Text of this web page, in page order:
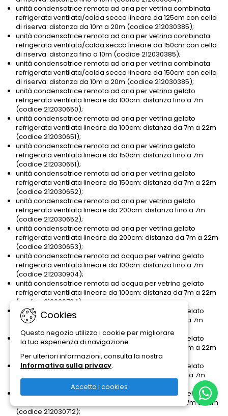
unità condensatrice remota ad aria per vetrina combinata
refrigerata ventilata/calda secco lineare da 125cm con cella
di riserva: distanza da 10m a 20m (codice 212030385);
unità condensatrice remota ad aria per vetrina combinata
refrigerata ventilata/calda secco lineare da 150cm con cella
di riserva: distanza fino a 10m (codice 212030385);
unità condensatrice remota ad aria per vetrina combinata
refrigerata ventilata/calda secco lineare da 150cm con cella
di riserva: distanza da 10m a 20m (codice 212030385);
unità condensatrice remota ad aria per vetrina gelato
refrigerata ventilata lineare da 100cm: distanza fino a 7m
(codice 212030650);
unità condensatrice remota ad aria per vetrina gelato
refrigerata ventilata lineare da 100cm: distanza da 7m a 22m
(codice 212030651);
unità condensatrice remota ad aria per vetrina gelato
refrigerata ventilata lineare da 150cm: distanza fino a 7m
(codice 212030651);
unità condensatrice remota ad aria per vetrina gelato
refrigerata ventilata lineare da 150cm: distanza da 7m a 22m
(codice 212030652);
unità condensatrice remota ad aria per vetrina gelato
refrigerata ventilata lineare da 200cm: distanza fino a 7m
(codice 212030652);
unità condensatrice remota ad aria per vetrina gelato
refrigerata ventilata lineare da 200cm: distanza da 7m a 22m
(codice 212030653);
unità condensatrice remota ad acqua per vetrina gelato
refrigerata ventilata lineare da 100cm: distanza fino a 7m
(codice 212030904);
unità condensatrice remota ad acqua per vetrina gelato
refrigerata ventilata lineare da 100cm: distanza da 7m a 22m
(codice 212030764);
unità condensatrice remota ad acqua per vetrina gelato
refrigerata ventilata lineare da 150cm: distanza fino a 7m
(codice 212030764);
unità condensatrice remota ad acqua per vetrina gelato
refrigerata ventilata lineare da 150cm: distanza da 7m a 22m
(codice 212030711);
unità condensatrice remota ad acqua per vetrina gelato
refrigerata ventilata lineare da 200cm: distanza fino a 7m
(codice 212030711);
unità condensatrice remota ad acqua per vetrina gelato
refrigerata ventilata lineare da 200cm: distanza da 7m a 22m
(codice 212030712);
Cookies
Questo negozio utilizza i cookie per migliorare
la tua esperienza di navigazione.
Per ulteriori informazioni, consulta la nostra
Informativa sulla privacy.
Accetta i cookies